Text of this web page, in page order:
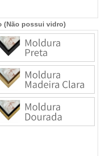
(Não possui vidro)